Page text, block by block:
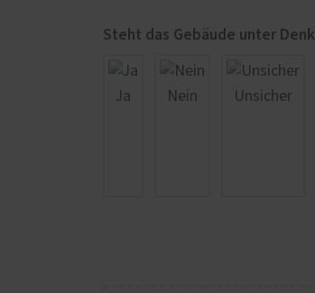
Steht das Gebäude unter
Ja Nein Unsicher